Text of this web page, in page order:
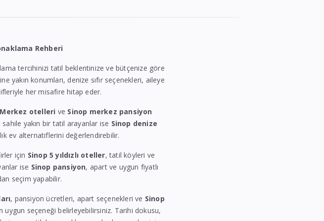
Rehberi
tercihinizi tatil beklentinize ve bütçenize göre
yakın konumları, denize sıfır seçenekleri, aileye
her misafire hitap eder.
otelleri ve Sinop merkez pansiyon
yakın bir tatil arayanlar ise Sinop denize
ev alternatiflerini değerlendirebilir.
için Sinop 5 yıldızlı oteller, tatil köyleri ve
ise Sinop pansiyon, apart ve uygun fiyatlı
seçim yapabilir.
, pansiyon ücretleri, apart seçenekleri ve Sinop
uygun seçeneği belirleyebilirsiniz. Tarihi dokusu,